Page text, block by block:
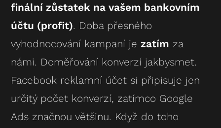
finální zůstatek na vašem bankovním
účtu (profit). Doba přesného
vyhodnocování kampaní je zatím za
námi. Doměřování konverzí jakbysmet.
Facebook reklamní účet si připisuje jen
určitý počet konverzí, zatímco Google
Ads značnou většinu. Když do toho